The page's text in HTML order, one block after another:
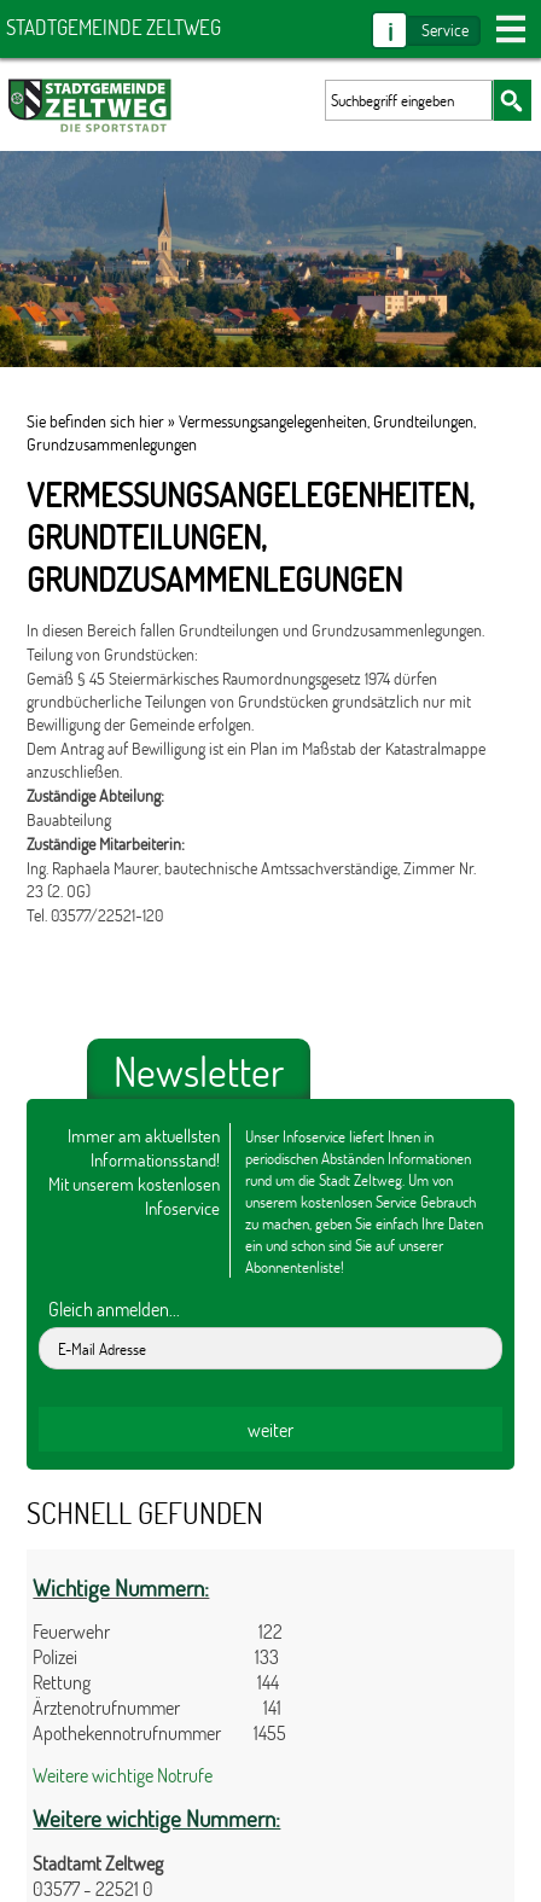
STADTGEMEINDE ZELTWEG i Service
Sie befinden sich hier »Vermessungsangelegenheiten, Grundteilungen,
Grundzusammenlegungen
VERMESSUNGSANGELEGENHEITEN,
GRUNDTEILUNGEN,
GRUNDZUSAMMENLEGUNGEN
In diesen Bereich fallen Grundteilungen und Grundzusammenlegungen.
Teilung von Grundstücken:
Gemäß § 45 Steiermärkisches Raumordnungsgesetz 1974 dürfen
grundbücherliche Teilungen von Grundstücken grundsätzlich nur mit
Bewilligung der Gemeinde erfolgen.
Dem Antrag auf Bewilligung ist ein Plan im Maßstab der Katastralmappe
anzuschließen.
Zuständige Abteilung:
Bauabteilung
Zuständige Mitarbeiterin:
Ing. Raphaela Maurer, bautechnische Amtssachverständige, Zimmer Nr.
23 (2. OG)
Tel. 03577/22521-120
Newsletter
Immer am aktuellsten
Informationsstand!
Mit unserem kostenlosen
Infoservice
Unser Infoservice liefert Ihnen in
periodischen Abständen Informationen
rund um die Stadt Zeltweg. Um von
unserem kostenlosen Service Gebrauch
zu machen, geben Sie einfach Ihre Daten
ein und schon sind Sie auf unserer
Abonnentenliste!
Gleich anmelden...
SCHNELL GEFUNDEN
Wichtige Nummern:
Feuerwehr 122
Polizei 133
Rettung 144
Ärztenotrufnummer 141
Apothekennotrufnummer 1455
Weitere wichtige Notrufe
Weitere wichtige Nummern:
Stadtamt Zeltweg
03577 - 22521 0